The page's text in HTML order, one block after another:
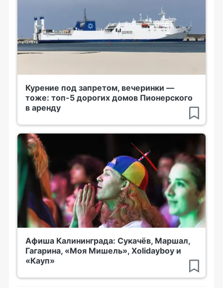
Курение под запретом, вечеринки —
тоже: топ-5 дорогих домов Пионерского
в аренду
Афиша Калининграда: Сукачёв, Маршал,
Гагарина, «Моя Мишель», Xolidayboy и
«Кауп»